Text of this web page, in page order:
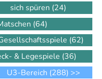
sich spüren (24)
(64)
(62)
& Legespiele (36)
U3-Bereich (288) >>